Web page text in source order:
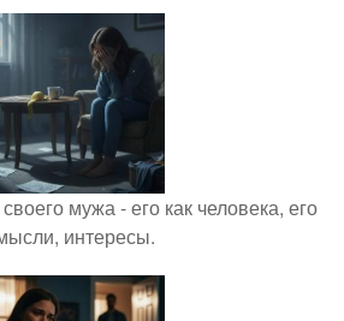
мужа - его как человека, его
интересы.